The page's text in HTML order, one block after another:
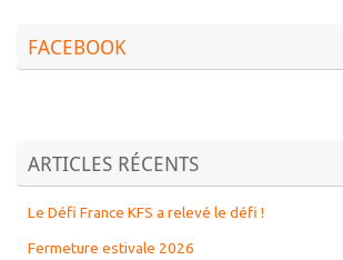
FACEBOOK
ARTICLES RÉCENTS
Le Défi France KFS a relevé le défi !
Fermeture estivale 2026